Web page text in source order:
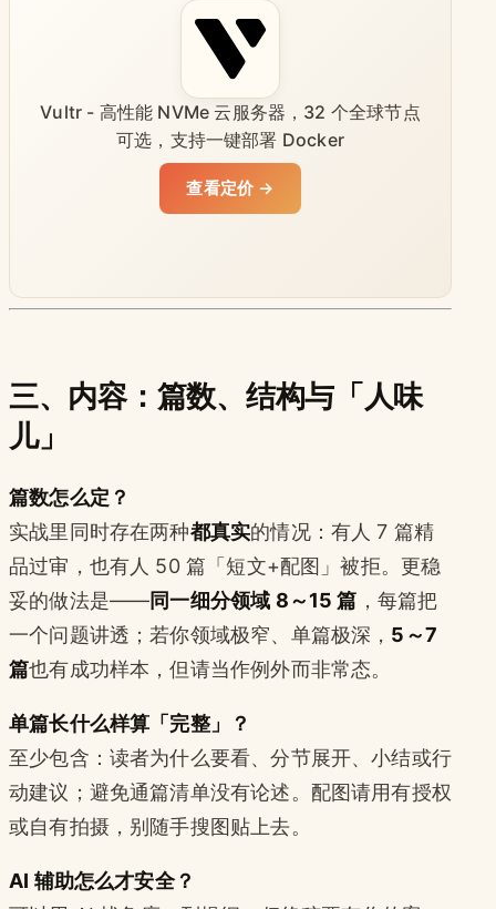
Vultr - 高性能 NVMe 云服务器，32 个全球节点
可选，支持一键部署 Docker
查看定价 →
三、内容：篇数、结构与「人味
儿」
篇数怎么定？
实战里同时存在两种都真实的情况：有人 7 篇精
品过审，也有人 50 篇「短文+配图」被拒。更稳
妥的做法是——同一细分领域 8～15 篇 ，每篇把
一个问题讲透；若你领域极窄、单篇极深， 5～7
篇也有成功样本，但请当作例外而非常态。
单篇长什么样算「完整」？
至少包含：读者为什么要看、分节展开、小结或行
动建议；避免通篇清单没有论述。配图请用有授权
或自有拍摄，别随手搜图贴上去。
AI 辅助怎么才安全？